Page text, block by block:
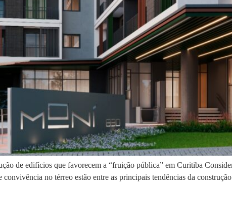
de edifícios que favorecem a “fruição pública” em Curitiba
convivência no térreo estão entre as principais tendências da